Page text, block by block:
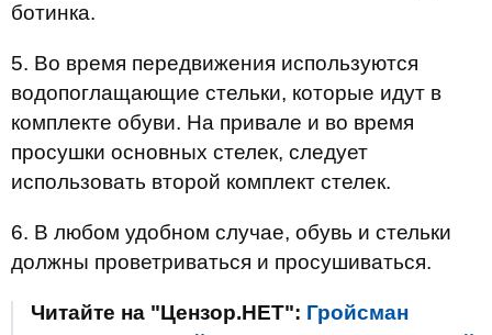
ботинка.
5. Во время передвижения используются
водопоглащающие стельки, которые идут в
комплекте обуви. На привале и во время
просушки основных стелек, следует
использовать второй комплект стелек.
6. В любом удобном случае, обувь и стельки
должны проветриваться и просушиваться.
Читайте на "Цензор.НЕТ": Гройсман